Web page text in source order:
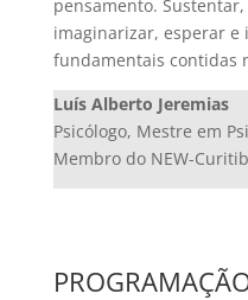
pensamento.
imaginarizar, esperar e
fundamentais contidas
Luís Alberto Jeremias
Psicólogo, Mestre em
Membro do NEW-